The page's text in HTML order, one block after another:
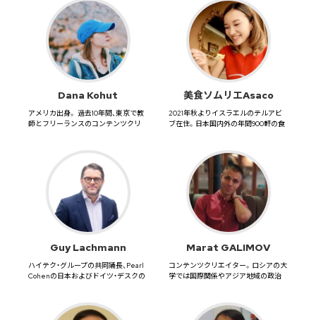
Dana Kohut
アメリカ出身。 過去10年間、東京で教
師とフリーランスのコンテンツクリ
美食ソムリエAsaco
2021年秋よりイスラエルのテルアビ
ブ在住。日本国内外の年間900軒の食
Guy Lachmann
ハイテク・グループの共同議長、Pearl
Cohenの日本およびドイツ・デスクの
Marat GALIMOV
コンテンツクリエイター。ロシアの大
学では国際関係やアジア地域の政治